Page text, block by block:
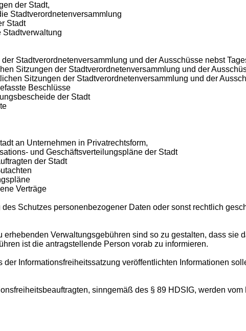
der Stadt,
Stadtverordnetenversammlung
Stadt
Stadtverwaltung
Stadtverordnetenversammlung und der Ausschüsse nebst
Sitzungen der Stadtverordnetenversammlung und der
Sitzungen der Stadtverordnetenversammlung und der
Beschlüsse
der Stadt
an Unternehmen in Privatrechtsform,
und Geschäftsverteilungspläne der Stadt
der Stadt
Verträge
Schutzes personenbezogener Daten oder sonst rechtlich
erhebenden Verwaltungsgebühren sind so zu gestalten, dass
ist die antragstellende Person vorab zu informieren.
der Informationsfreiheitssatzung veröffentlichten Informationen
sinngemäß des § 89 HDSIG, werden